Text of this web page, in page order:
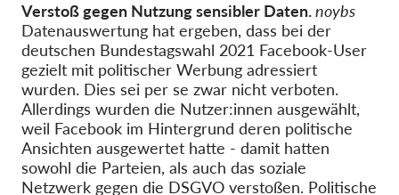
Verstoß gegen Nutzung sensibler Daten.noybs
Datenauswertung hat ergeben, dass bei der
deutschen Bundestagswahl 2021 Facebook-User
gezielt mit politischer Werbung adressiert
wurden. Dies sei per se zwar nicht verboten.
Allerdings wurden die Nutzer:innen ausgewählt,
weil Facebook im Hintergrund deren politische
Ansichten ausgewertet hatte - damit hatten
sowohl die Parteien, als auch das soziale
Netzwerk gegen die DSGVO verstoßen. Politische